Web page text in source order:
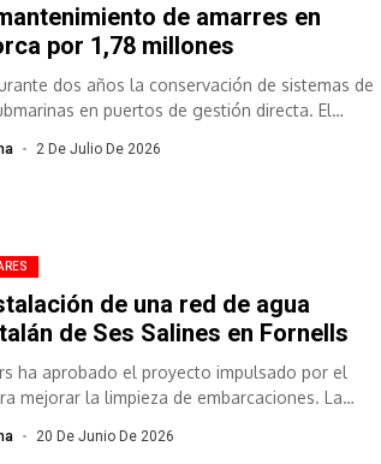
de amarres en
por 1,78 millones
dos años la conservación de sistemas de
en puertos de gestión directa. El
2 De Julio De 2026
de una red de agua
de Ses Salines en Fornells
ha aprobado el proyecto impulsado por el
mejorar la limpieza de embarcaciones. La
20 De Junio De 2026